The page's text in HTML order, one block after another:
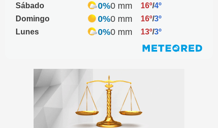
Sábado
0%0 mm 16º/4º
Domingo
0%0 mm 16º/3º
Lunes
0%0 mm 13º/3º